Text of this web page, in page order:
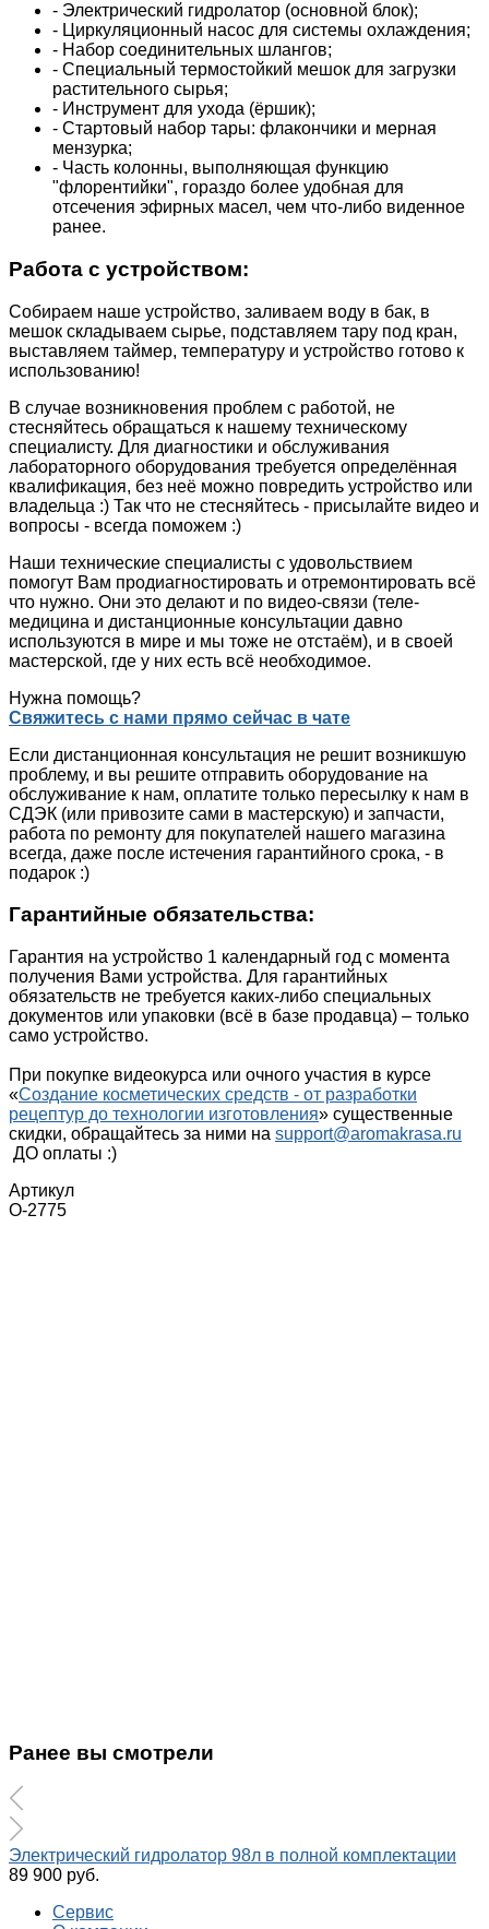
- Электрический гидролатор (основной блок);
- Циркуляционный насос для системы охлаждения;
- Набор соединительных шлангов;
- Специальный термостойкий мешок для загрузки
растительного сырья;
- Инструмент для ухода (ёршик);
- Стартовый набор тары: флакончики и мерная
мензурка;
- Часть колонны, выполняющая функцию
"флорентийки", гораздо более удобная для
отсечения эфирных масел, чем что-либо виденное
ранее.
Работа с устройством:
Собираем наше устройство, заливаем воду в бак, в
мешок складываем сырье, подставляем тару под кран,
выставляем таймер, температуру и устройство готово к
использованию!
В случае возникновения проблем с работой, не
стесняйтесь обращаться к нашему техническому
специалисту. Для диагностики и обслуживания
лабораторного оборудования требуется определённая
квалификация, без неё можно повредить устройство или
владельца :) Так что не стесняйтесь - присылайте видео и
вопросы - всегда поможем :)
Наши технические специалисты с удовольствием
помогут Вам продиагностировать и отремонтировать всё
что нужно. Они это делают и по видео-связи (теле-
медицина и дистанционные консультации давно
используются в мире и мы тоже не отстаём), и в своей
мастерской, где у них есть всё необходимое.
Нужна помощь?
Свяжитесь с нами прямо сейчас в чате
Если дистанционная консультация не решит возникшую
проблему, и вы решите отправить оборудование на
обслуживание к нам, оплатите только пересылку к нам в
СДЭК (или привозите сами в мастерскую) и запчасти,
работа по ремонту для покупателей нашего магазина
всегда, даже после истечения гарантийного срока, - в
подарок :)
Гарантийные обязательства:
Гарантия на устройство 1 календарный год с момента
получения Вами устройства. Для гарантийных
обязательств не требуется каких-либо специальных
документов или упаковки (всё в базе продавца) – только
само устройство.
При покупке видеокурса или очного участия в курсе
«Создание косметических средств - от разработки
рецептур до технологии изготовления» существенные
скидки, обращайтесь за ними на support@aromakrasa.ru
ДО оплаты :)
Артикул
О-2775
Ранее вы смотрели
Электрический гидролатор 98л в полной комплектации
89 900 руб.
Сервис